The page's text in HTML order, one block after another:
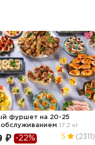
фуршет на 20-25
обслуживанием17.2 кг
₽ -22% 5 (2311)